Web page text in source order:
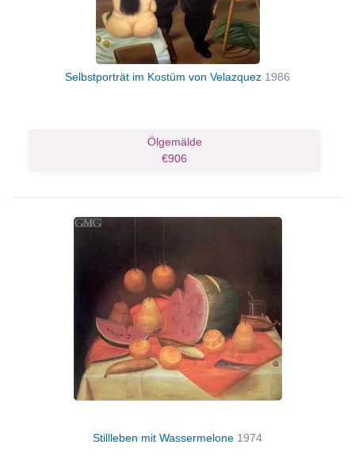
Selbstporträt im Kostüm von Velazquez 1986
Ölgemälde
€906
Stillleben mit Wassermelone 1974